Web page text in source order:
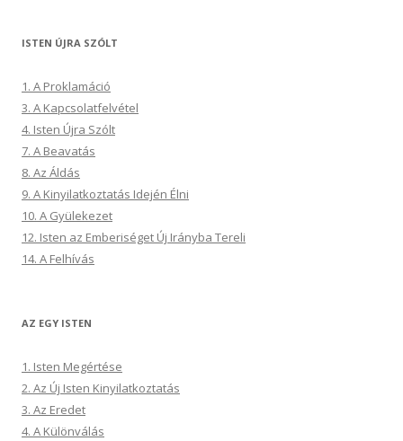
ISTEN ÚJRA SZÓLT
1. A Proklamáció
3. A Kapcsolatfelvétel
4. Isten Újra Szólt
7. A Beavatás
8. Az Áldás
9. A Kinyilatkoztatás Idején Élni
10. A Gyülekezet
12. Isten az Emberiséget Új Irányba Tereli
14. A Felhívás
AZ EGY ISTEN
1. Isten Megértése
2. Az Új Isten Kinyilatkoztatás
3. Az Eredet
4. A Különválás